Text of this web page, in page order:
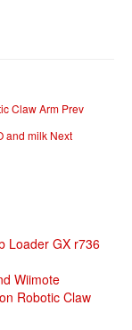
Claw Arm Prev
and milk Next
Loader GX r736
Wiimote
Robotic Claw